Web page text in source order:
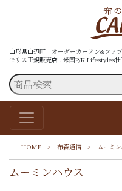
山形県山辺町 オーダーカーテン&ファ
モリス正規販売店 . 米国P/K Lifestyles
HOME > 布森通信 > ムーミ
ムーミンハウス